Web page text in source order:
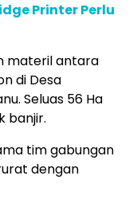
Printer Perlu
materil antara
di Desa
Seluas 56 Ha
banjir.
tim gabungan
dengan